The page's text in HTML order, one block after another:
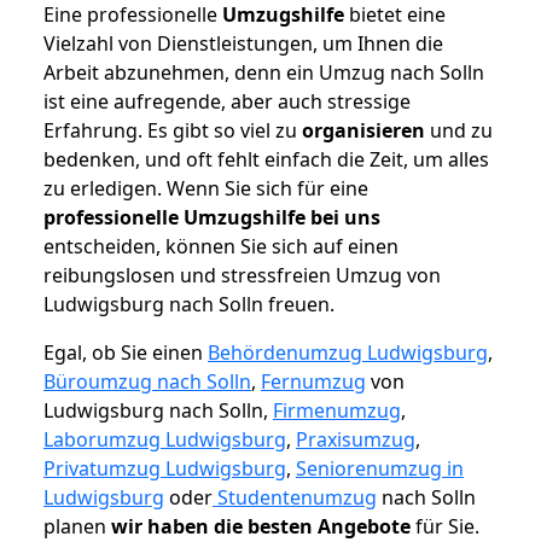
Eine professionelle Umzugshilfe bietet eine
Vielzahl von Dienstleistungen, um Ihnen die
Arbeit abzunehmen, denn ein Umzug nach Solln
ist eine aufregende, aber auch stressige
Erfahrung. Es gibt so viel zu organisieren und zu
bedenken, und oft fehlt einfach die Zeit, um alles
zu erledigen. Wenn Sie sich für eine
professionelle Umzugshilfe bei uns
entscheiden, können Sie sich auf einen
reibungslosen und stressfreien Umzug von
Ludwigsburg nach Solln freuen.
Egal, ob Sie einen Behördenumzug Ludwigsburg,
Büroumzug nach Solln, Fernumzug von
Ludwigsburg nach Solln, Firmenumzug,
Laborumzug Ludwigsburg, Praxisumzug,
Privatumzug Ludwigsburg, Seniorenumzug in
Ludwigsburg oderStudentenumzug nach Solln
planen wir haben die besten Angebotefür Sie.